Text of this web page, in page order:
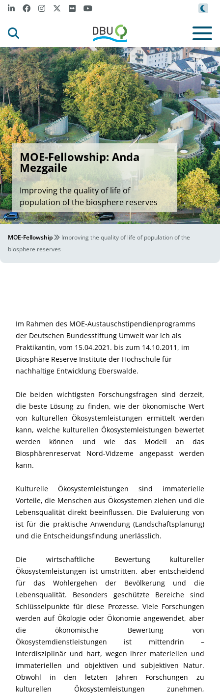
MOE-Fellowship: Anda
Mezgaile
Improving the quality of life of
population of the biosphere reserves
MOE-Fellowship
Improving the quality of life of population of the
biosphere reserves
Im Rahmen des MOE-Austauschstipendienprogramms
der Deutschen Bundesstiftung Umwelt war ich als
Praktikantin, vom 15.04.2021. bis zum 14.10.2011, im
Biosphäre Reserve Institute der Hochschule für
nachhaltige Entwicklung Eberswalde.
Die beiden wichtigsten Forschungsfragen sind derzeit,
die beste Lösung zu finden, wie der ökonomische Wert
von kulturellen Ökosystemleistungen ermittelt werden
kann, welche kulturellen Ökosystemleistungen bewertet
werden können und wie das Modell an das
Biosphärenreservat Nord-Vidzeme angepasst werden
kann.
Kulturelle Ökosystemleistungen sind immaterielle
Vorteile, die Menschen aus Ökosystemen ziehen und die
Lebensqualität direkt beeinflussen. Die Evaluierung von
ist für die praktische Anwendung (Landschaftsplanung)
und die Entscheidungsfindung unerlässlich.
Die wirtschaftliche Bewertung kultureller
Ökosystemleistungen ist umstritten, aber entscheidend
für das Wohlergehen der Bevölkerung und die
Lebensqualität. Besonders geschützte Bereiche sind
Schlüsselpunkte für diese Prozesse. Viele Forschungen
werden auf Ökologie oder Ökonomie angewendet, aber
die ökonomische Bewertung von
Ökosystemdienstleistungen ist mittendrin –
interdisziplinär und hart, wegen ihrer materiellen und
immateriellen und objektiven und subjektiven Natur.
Obwohl in den letzten Jahren Forschungen zu
kulturellen Ökosystemleistungen zunehmen,